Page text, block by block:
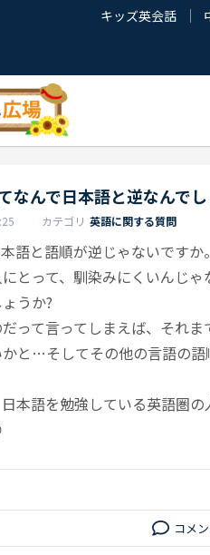
キッズ英会話
なんで日本語と逆なんでし
カテゴリ 英語に関する質問
語と語順が逆じゃないですか。
とって、馴染みにくいんじ
うか?
って言ってしまえば、それ
と…そしてその他の言語の語
本語を勉強している英語圏
コメ